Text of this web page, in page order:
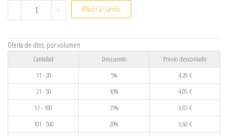
- Imán de madera personalizado en varias formas para nevera
+ Añadir al carrito
Oferta de dtos. por volumen
Cantidad Descuento
Precio descontado
11 - 20
5% 4,28 €
21 - 50
10% 4,05 €
51 - 100
15% 3,83 €
101 - 500
20% 3,60 €